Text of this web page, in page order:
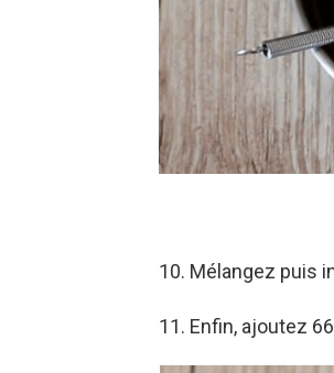
10. Mélangez puis
11. Enfin, ajoutez